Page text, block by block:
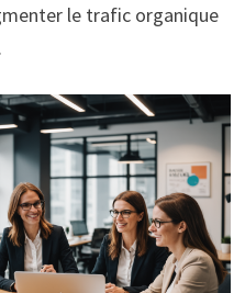
le trafic organique